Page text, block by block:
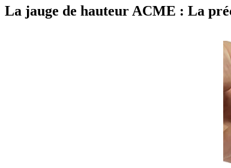
La jauge de hauteur ACME : La